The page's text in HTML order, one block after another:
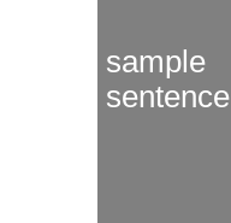
sample
sentence